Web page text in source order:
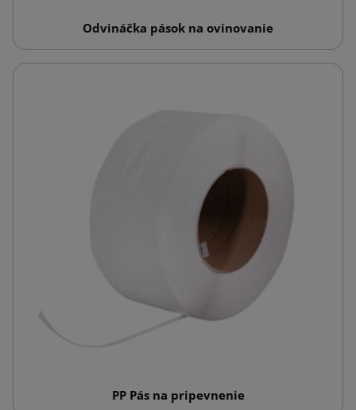
Odvináčka pások na ovinovanie
PP Pás na pripevnenie